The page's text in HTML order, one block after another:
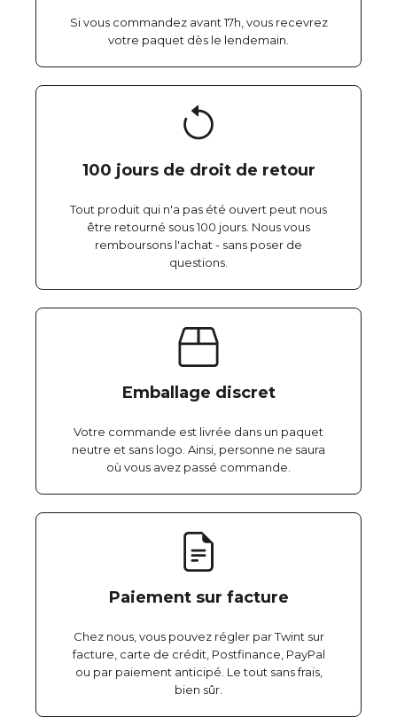
Si vous commandez avant 17h, vous recevrez
votre paquet dès le lendemain.
100 jours de droit de retour
Tout produit qui n'a pas été ouvert peut nous
être retourné sous 100 jours. Nous vous
remboursons l'achat - sans poser de
questions.
Emballage discret
Votre commande est livrée dans un paquet
neutre et sans logo. Ainsi, personne ne saura
où vous avez passé commande.
Paiement sur facture
Chez nous, vous pouvez régler par Twint sur
facture, carte de crédit, Postfinance, PayPal
ou par paiement anticipé. Le tout sans frais,
bien sûr.